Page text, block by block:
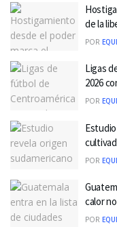
de la
POR
Ligas
2026
POR
POR
calor
POR